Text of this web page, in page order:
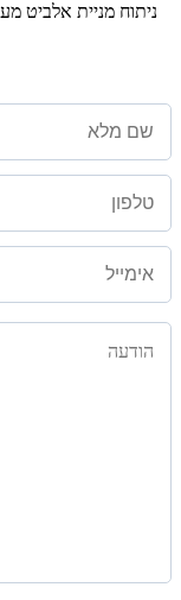
ניתוח מניית אלביט